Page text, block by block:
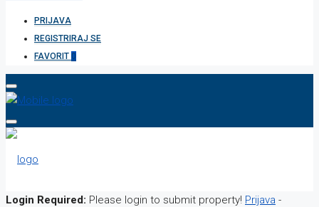
PRIJAVA
REGISTRIRAJ SE
FAVORIT 0
Login Required: Please login to submit property! Prijava -